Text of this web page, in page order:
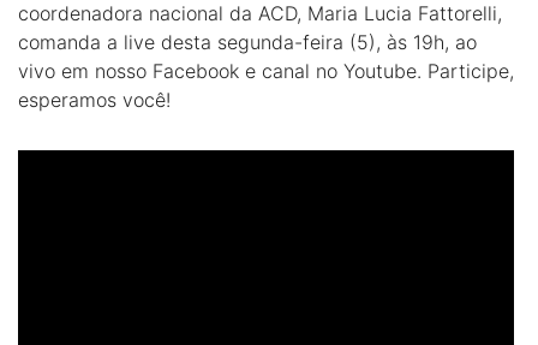
coordenadora nacional da ACD, Maria Lucia Fattorelli,
comanda a live desta segunda-feira (5), às 19h, ao
vivo em nosso Facebook e canal no Youtube. Participe,
esperamos você!